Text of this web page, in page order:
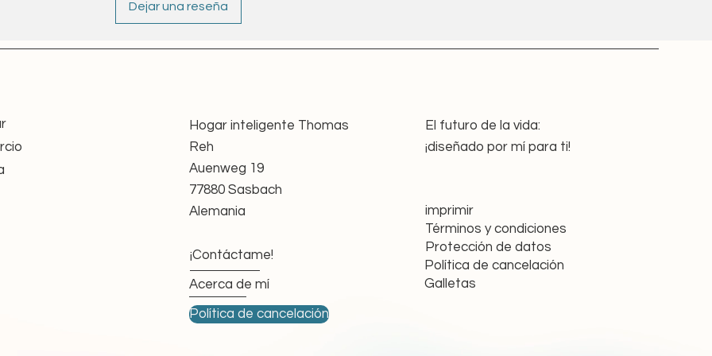
Funklösung mit Statusrückmeldung
automatisch eingefahren oder der
Steuerung – ganz ohne
Kabelinstallation.
nach GPSR geprüft und erfüllen die aktuellen
Quellen oder aus meinem
Dejar una reseña
Hogar inteligente Thomas
Reh
Auenweg 19
77880 Sasbach
Alemania
¡Contáctame!
Acerca de mí
Política de cancelación
El futuro de la vida:
¡diseñado por mí para ti!
imprimir
Términos y condiciones
Protección de datos
Política de cancelación
Galletas